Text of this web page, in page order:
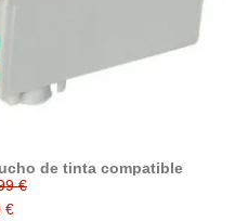
de tinta compatible
€
€